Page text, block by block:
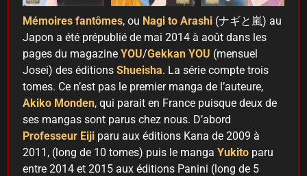
Mémoires fantômes, ou Nagi to Arashi (ナギと嵐) au
Japon a été prépublié de mai 2014 à août dans les
pages du magazine YOU/Gekkan YOU (mensuel
Josei) des éditions Shueisha. La série compte trois
tomes. Ce n’est pas le premier manga de l’auteure,
Akiko Monden, qui parait en France puisque deux de
ses mangas sont parus chez nous. D’abord
Professeur Eiji paru aux éditions Kana de 2009 à
2011, (long de 10 tomes) puis le manga Yukito paru
entre 2014 et 2015 aux éditions Panini (long de 5